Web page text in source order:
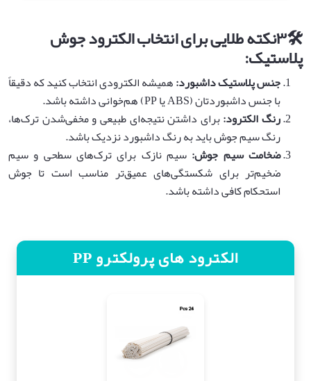
🛠️۳نکته طلایی برای انتخاب الکترود جوش
پلاستیک:
جنس پلاستیک داشبورد:همیشه الکترودی انتخاب کنید که دقیقاً
با جنس داشبوردتان (ABS یا PP) هم‌خوانی داشته باشد.
رنگ الکترود:برای داشتن نتیجه‌ای طبیعی و مخفی‌شدن ترک‌ها،
رنگ سیم جوش باید به رنگ داشبورد نزدیک باشد.
ضخامت سیم جوش: سیم نازک برای ترک‌های سطحی و سیم
ضخیم‌تر برای شکستگی‌های عمیق‌تر مناسب است تا جوش
استحکام کافی داشته باشد.
الکترود های پرولکترو PP